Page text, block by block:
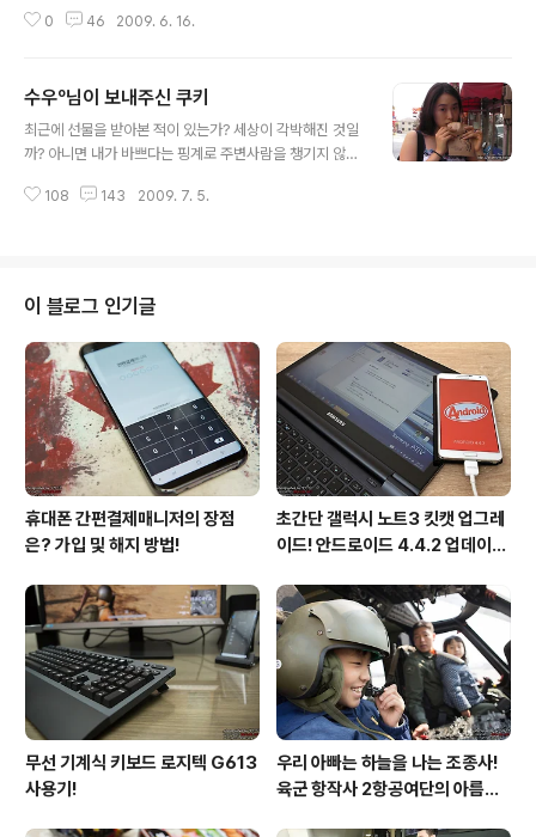
우절을 보내고나니 만우절 이벤트로 초대장 3장을 어렵사
살았습니다. 어느순간, 무의미함을 느끼고 요즘에는 술과 담배에 몰입하며.. 퍽
며, 남자의 로망인 자동차와 시계에 관심이 많습니다. 3))관심분야는어떤건가요
~~~ 법률과 사회 전반적인 정책에 관심이 많습니다. 재태크에도 한 관심한답니
다. 그러나 궁극적인 관심분야는 이성입니다;;; 4))주로 블로그포스팅 내용은 어
0 46 2009. 6. 16.
수우º님이 보내주신 쿠키
최근에 선물을 받아본 적이 있는가? 세상이 각박해진 것일
까? 아니면 내가 바쁘다는 핑계로 주변사람을 챙기지 않아
이 좀처럼 없었던거 같다. 그냥 지인들끼리 만나서 식사나
문자로 보내라~! 라는 내용이었다. 마른 하늘에 왠 쿠키?
평소 나를 마음에 품고 있었던건가? 난 아직 마음에 준비가
안되었는데.... 퍽퍽~! 곰곰히 생각해보니~ 얼마전 수우님
께서 블로그 1주년 이벤트를 개최하셨다. 행운의 주인공 5
명을 선정하신다고 하였는데, 두둥~! 당당히 나도 당첨이
된 것이다. 그후로 잊..
108 143 2009. 7. 5.
이 블로그 인기글
휴대폰 간편결제매니저의 장점
은? 가입 및 해지 방법!
초간단 갤럭시 노트3 킷캣 업그레
이드! 안드로이드 4.4.2 업데이트
무선 기계식 키보드 로지텍 G613
사용기!
우리 아빠는 하늘을 나는 조종사!
육군 항작사 2항공여단의 아름다